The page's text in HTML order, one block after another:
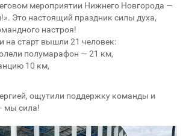
мероприятии Нижнего Новгорода —
Это настоящий праздник силы духа,
настроя!
на старт вышли 21 человек:
полумарафон — 21 км,
10 км,
ощутили поддержку команды и
мы сила!